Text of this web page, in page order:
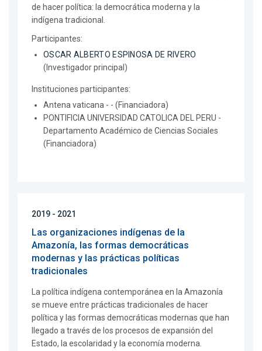
de hacer política: la democrática moderna y la
indígena tradicional.
Participantes:
OSCAR ALBERTO ESPINOSA DE RIVERO
(Investigador principal)
Instituciones participantes:
Antena vaticana - - (Financiadora)
PONTIFICIA UNIVERSIDAD CATOLICA DEL PERU -
Departamento Académico de Ciencias Sociales
(Financiadora)
2019 - 2021
Las organizaciones indígenas de la
Amazonía, las formas democráticas
modernas y las prácticas políticas
tradicionales
La política indígena contemporánea en la Amazonía
se mueve entre prácticas tradicionales de hacer
política y las formas democráticas modernas que han
llegado a través de los procesos de expansión del
Estado, la escolaridad y la economía moderna.